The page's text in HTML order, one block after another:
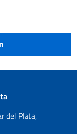
del Plata,